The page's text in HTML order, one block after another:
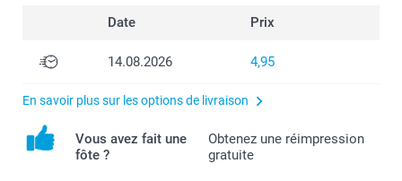
Date Prix
14.08.2026 4,95
En savoir plus sur les options de livraison
Vous avez fait une
fôte ?
Obtenez une réimpression
gratuite